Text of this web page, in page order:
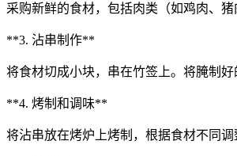
采购新鲜的食材，包括肉类（如鸡肉、
**3. 沾串制作**
将食材切成小块，串在竹签上。将腌制
**4. 烤制和调味**
将沾串放在烤炉上烤制，根据食材不同